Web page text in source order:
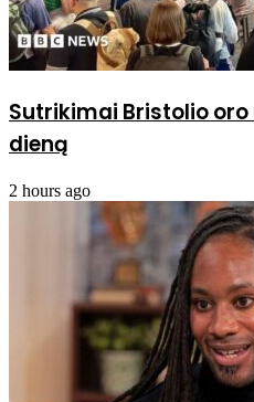
Sutrikimai Bristolio
dieną
2 hours ago